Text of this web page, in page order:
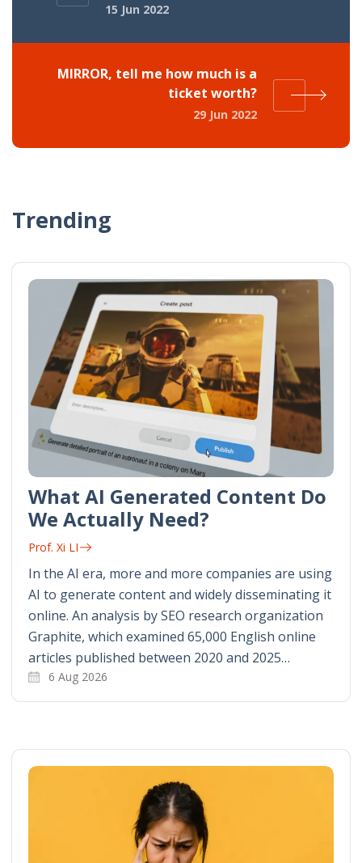
15 Jun 2022
MIRROR, tell me how much is a
ticket worth?
29 Jun 2022
Trending
What AI Generated Content Do
We Actually Need?
Prof. Xi LI
In the AI era, more and more companies are using
AI to generate content and widely disseminating it
online. An analysis by SEO research organization
Graphite, which examined 65,000 English online
articles published between 2020 and 2025…
6 Aug 2026